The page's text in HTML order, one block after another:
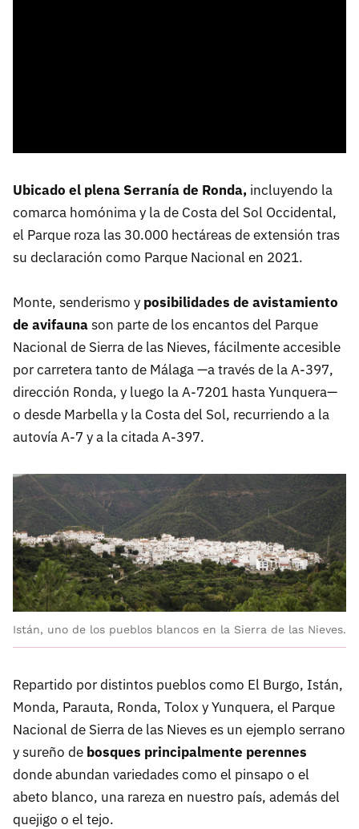
Ubicado el plena Serranía de Ronda, incluyendo la
comarca homónima y la de Costa del Sol Occidental,
el Parque roza las 30.000 hectáreas de extensión tras
su declaración como Parque Nacional en 2021.
Monte, senderismo y posibilidades de avistamiento
de avifaunason parte de los encantos del Parque
Nacional de Sierra de las Nieves, fácilmente accesible
por carretera tanto de Málaga —a través de la A-397,
dirección Ronda, y luego la A-7201 hasta Yunquera—
o desde Marbella y la Costa del Sol, recurriendo a la
autovía A-7 y a la citada A-397.
Istán, uno de los pueblos blancos en la Sierra de las Nieves.
Repartido por distintos pueblos como El Burgo, Istán,
Monda, Parauta, Ronda, Tolox y Yunquera, el Parque
Nacional de Sierra de las Nieves es un ejemplo serrano
y sureño de bosques principalmente perennes
donde abundan variedades como el pinsapo o el
abeto blanco, una rareza en nuestro país, además del
quejigo o el tejo.